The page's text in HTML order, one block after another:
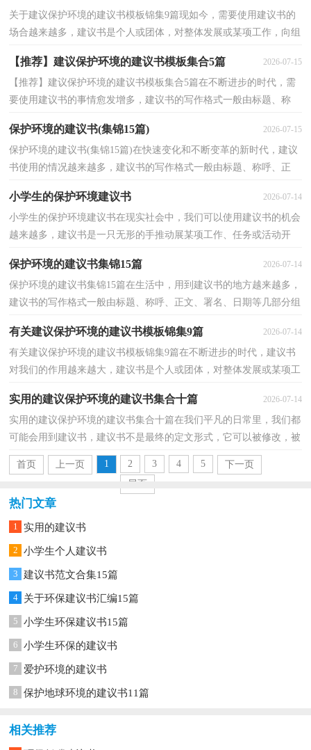
关于建议保护环境的建议书模板锦集9篇现如今，需要使用建议书的
场合越来越多，建议书是个人或团体，对整体发展或某项工作，向组
【推荐】建议保护环境的建议书模板集合5篇 2026-07-15
【推荐】建议保护环境的建议书模板集合5篇在不断进步的时代，需
要使用建议书的事情愈发增多，建议书的写作格式一般由标题、称
保护环境的建议书(集锦15篇) 2026-07-15
保护环境的建议书(集锦15篇)在快速变化和不断变革的新时代，建议
书使用的情况越来越多，建议书的写作格式一般由标题、称呼、正
小学生的保护环境建议书 2026-07-14
小学生的保护环境建议书在现实社会中，我们可以使用建议书的机会
越来越多，建议书是一只无形的手推动展某项工作、任务或活动开
保护环境的建议书集锦15篇 2026-07-14
保护环境的建议书集锦15篇在生活中，用到建议书的地方越来越多，
建议书的写作格式一般由标题、称呼、正文、署名、日期等几部分组
有关建议保护环境的建议书模板锦集9篇 2026-07-14
有关建议保护环境的建议书模板锦集9篇在不断进步的时代，建议书
对我们的作用越来越大，建议书是个人或团体，对整体发展或某项工
实用的建议保护环境的建议书集合十篇 2026-07-14
实用的建议保护环境的建议书集合十篇在我们平凡的日常里，我们都
可能会用到建议书，建议书不是最终的定文形式，它可以被修改，被
增删，甚至弃之不用，它具有较强的可塑性。相信许多人会...
首页
上一页 1 2 3 4 5
下一页
尾页
热门文章
1 实用的建议书
2 小学生个人建议书
3 建议书范文合集15篇
4 关于环保建议书汇编15篇
5 小学生环保建议书15篇
6 小学生环保的建议书
7 爱护环境的建议书
8 保护地球环境的建议书11篇
相关推荐